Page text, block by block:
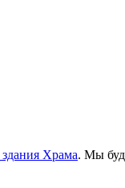
здания Храма. Мы